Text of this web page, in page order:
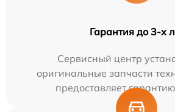
Гарантия до 3-х
Сервисный центр
оригинальные запчасти
предоставляет